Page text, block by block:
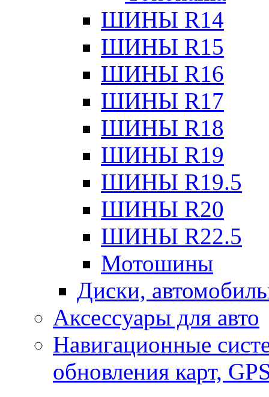
ШИНЫ R14
ШИНЫ R15
ШИНЫ R16
ШИНЫ R17
ШИНЫ R18
ШИНЫ R19
ШИНЫ R19.5
ШИНЫ R20
ШИНЫ R22.5
Мотошины
Диски,
Аксесcуары для авто
Навигационные
обновления карт,